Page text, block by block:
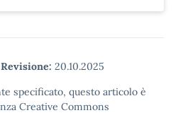
Revisione: 20.10.2025
specificato, questo articolo è
Creative Commons